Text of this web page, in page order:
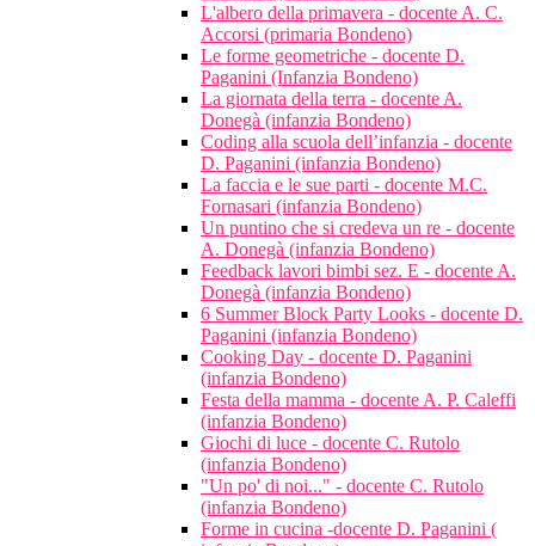
L'albero della primavera - docente A. C.
Accorsi (primaria Bondeno)
Le forme geometriche - docente D.
Paganini (Infanzia Bondeno)
La giornata della terra - docente A.
Donegà (infanzia Bondeno)
Coding alla scuola dell’infanzia - docente
D. Paganini (infanzia Bondeno)
La faccia e le sue parti - docente M.C.
Fornasari (infanzia Bondeno)
Un puntino che si credeva un re - docente
A. Donegà (infanzia Bondeno)
Feedback lavori bimbi sez. E - docente A.
Donegà (infanzia Bondeno)
6 Summer Block Party Looks - docente D.
Paganini (infanzia Bondeno)
Cooking Day - docente D. Paganini
(infanzia Bondeno)
Festa della mamma - docente A. P. Caleffi
(infanzia Bondeno)
Giochi di luce - docente C. Rutolo
(infanzia Bondeno)
"Un po' di noi..." - docente C. Rutolo
(infanzia Bondeno)
Forme in cucina -docente D. Paganini (